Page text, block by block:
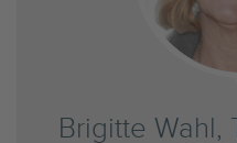
Brigitte Wahl,